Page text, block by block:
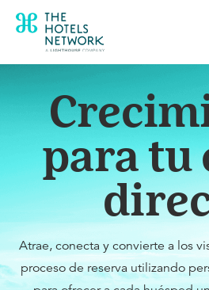
para tu
Atrae, conecta y convierte a los
proceso de reserva utilizando